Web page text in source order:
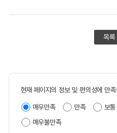
목록
현재 페이지의 정보 및 편의성에 만
매우만족 만족 보통
매우불만족